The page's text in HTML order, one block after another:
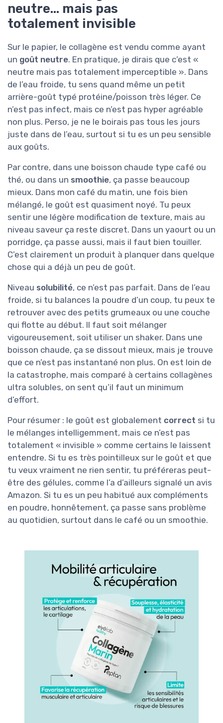
neutre… mais pas
totalement invisible
Sur le papier, le collagène est vendu comme ayant
un goût neutre. En pratique, je dirais que c’est «
neutre mais pas totalement imperceptible ». Dans
de l’eau froide, tu sens quand même un petit
arrière-goût typé protéine/poisson très léger. Ce
n’est pas infect, mais ce n’est pas hyper agréable
non plus. Perso, je ne le boirais pas tous les jours
juste dans de l’eau, surtout si tu es un peu sensible
aux goûts.
Par contre, dans une boisson chaude type café ou
thé, ou dans un smoothie, ça passe beaucoup
mieux. Dans mon café du matin, une fois bien
mélangé, le goût est quasiment noyé. Tu peux
sentir une légère modification de texture, mais au
niveau saveur ça reste discret. Dans un yaourt ou un
porridge, ça passe aussi, mais il faut bien touiller.
C’est clairement un produit à planquer dans quelque
chose qui a déjà un peu de goût.
Niveau solubilité, ce n’est pas parfait. Dans de l’eau
froide, si tu balances la poudre d’un coup, tu peux te
retrouver avec des petits grumeaux ou une couche
qui flotte au début. Il faut soit mélanger
vigoureusement, soit utiliser un shaker. Dans une
boisson chaude, ça se dissout mieux, mais je trouve
que ce n’est pas instantané non plus. On est loin de
la catastrophe, mais comparé à certains collagènes
ultra solubles, on sent qu’il faut un minimum
d’effort.
Pour résumer : le goût est globalement correct si tu
le mélanges intelligemment, mais ce n’est pas
totalement « invisible » comme certains le laissent
entendre. Si tu es très pointilleux sur le goût et que
tu veux vraiment ne rien sentir, tu préféreras peut-
être des gélules, comme l’a d’ailleurs signalé un avis
Amazon. Si tu es un peu habitué aux compléments
en poudre, honnêtement, ça passe sans problème
au quotidien, surtout dans le café ou un smoothie.